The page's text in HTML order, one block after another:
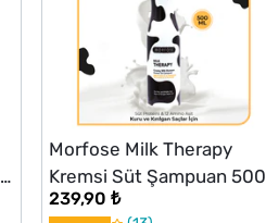
Morfose Milk Therapy
Kremsi Süt Şampuan 500
ml
239,90 ₺